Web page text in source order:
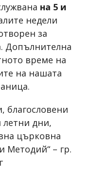
на 5 и
недели
за
Допълнителна
време на
на нашата
.
благословени
летни дни,
църковна
Методий“ – гр.